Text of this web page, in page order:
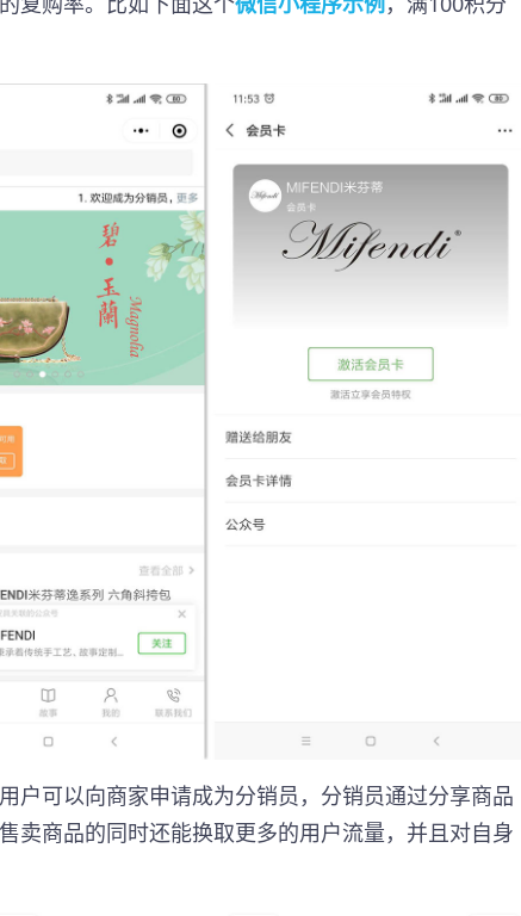
户可以向商家申请成为分销员，分销员通过分享商品
卖商品的同时还能换取更多的用户流量，并且对自身